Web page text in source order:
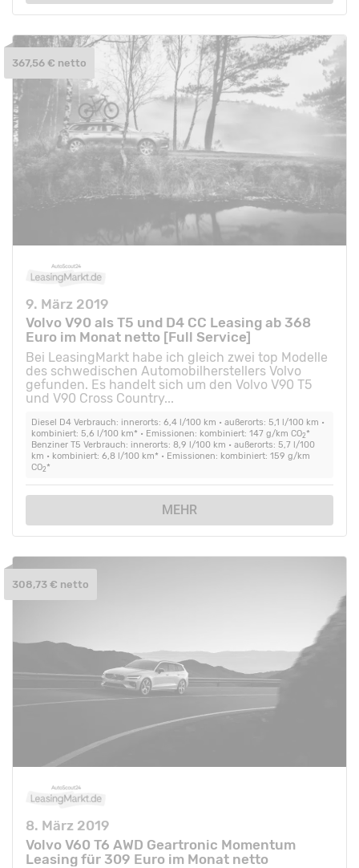
9. März 2019
Volvo V90 als T5 und D4 CC Leasing ab 368
Euro im Monat netto [Full Service]
Bei LeasingMarkt habe ich gleich zwei top Modelle
des schwedischen Automobilherstellers Volvo
gefunden. Es handelt sich um den Volvo V90 T5
und V90 Cross Country...
Diesel D4 Verbrauch: innerorts: 6,4 l/100 km • außerorts: 5,1 l/100 km •
kombiniert: 5,6 l/100 km* • Emissionen: kombiniert: 147 g/km CO2*
Benziner T5 Verbrauch: innerorts: 8,9 l/100 km • außerorts: 5,7 l/100
km • kombiniert: 6,8 l/100 km* • Emissionen: kombiniert: 159 g/km
CO2*
MEHR
367,56 € netto
8. März 2019
Volvo V60 T6 AWD Geartronic Momentum
Leasing für 309 Euro im Monat netto
308,73 € netto